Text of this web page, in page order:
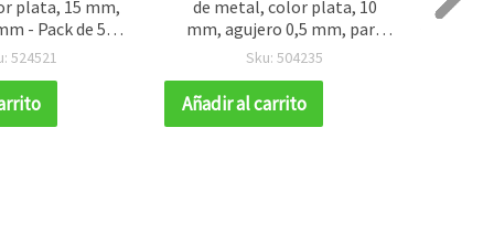
plata, 15 mm,
- Pack de 50
524521
de metal, color plata, 10
mm, agujero 0,5 mm, para
bisutería DIY, ropa y
– 50 unidades
Sku: 504235
Añadir al carrito
con